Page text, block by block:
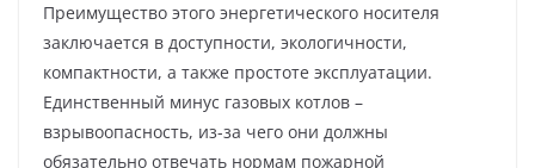
Преимущество этого энергетического носителя
заключается в доступности, экологичности,
компактности, а также простоте эксплуатации.
Единственный минус газовых котлов –
взрывоопасность, из-за чего они должны
обязательно отвечать нормам пожарной